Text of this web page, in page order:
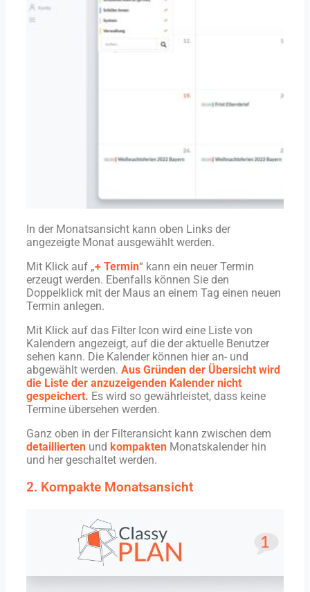
In der Monatsansicht kann oben Links der
angezeigte Monat ausgewählt werden.
Mit Klick auf „+ Termin“ kann ein neuer Termin
erzeugt werden. Ebenfalls können Sie den
Doppelklick mit der Maus an einem Tag einen neuen
Termin anlegen.
Mit Klick auf das Filter Icon wird eine Liste von
Kalendern angezeigt, auf die der aktuelle Benutzer
sehen kann. Die Kalender können hier an- und
abgewählt werden. Aus Gründen der Übersicht wird
die Liste der anzuzeigenden Kalender nicht
gespeichert. Es wird so gewährleistet, dass keine
Termine übersehen werden.
Ganz oben in der Filteransicht kann zwischen dem
detaillierten und kompakten Monatskalender hin
und her geschaltet werden.
2. Kompakte Monatsansicht